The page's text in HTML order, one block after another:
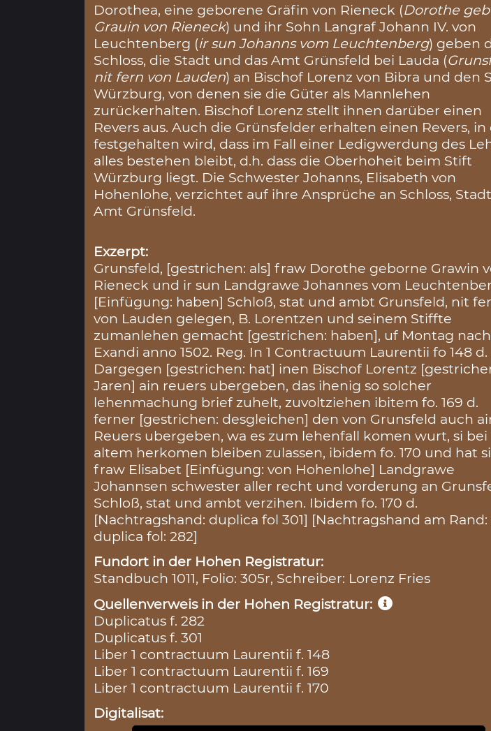
Dorothea, eine geborene Gräfin von Rieneck (Dorothe
Grauin von Rieneck) und ihr Sohn Langraf Johann IV. von
Leuchtenberg (ir sun Johanns vom Leuchtenberg) geben
Schloss, die Stadt und das Amt Grünsfeld bei Lauda (
nit fern von Lauden) an Bischof Lorenz von Bibra und den
Würzburg, von denen sie die Güter als Mannlehen
zurückerhalten. Bischof Lorenz stellt ihnen darüber einen
Revers aus. Auch die Grünsfelder erhalten einen Revers, in
festgehalten wird, dass im Fall einer Ledigwerdung des
alles bestehen bleibt, d.h. dass die Oberhoheit beim Stift
Würzburg liegt. Die Schwester Johanns, Elisabeth von
Hohenlohe, verzichtet auf ihre Ansprüche an Schloss,
Amt Grünsfeld.
Exzerpt:
Grunsfeld, [gestrichen: als] fraw Dorothe geborne Grawin
Rieneck und ir sun Landgrawe Johannes vom
[Einfügung: haben] Schloß, stat und ambt Grunsfeld, nit
von Lauden gelegen, B. Lorentzen und seinem Stiffte
zumanlehen gemacht [gestrichen: haben], uf Montag nach
Exandi anno 1502. Reg. In 1 Contractuum Laurentii fo 148 d.
Dargegen [gestrichen: hat] inen Bischof Lorentz
Jaren] ain reuers ubergeben, das ihenig so solcher
lehenmachung brief zuhelt, zuvoltziehen ibitem fo. 169 d.
ferner [gestrichen: desgleichen] den von Grunsfeld auch
Reuers ubergeben, wa es zum lehenfall komen wurt, si bei
altem herkomen bleiben zulassen, ibidem fo. 170 und hat
fraw Elisabet [Einfügung: von Hohenlohe] Landgrawe
Johannsen schwester aller recht und vorderung an
Schloß, stat und ambt verzihen. Ibidem fo. 170 d.
[Nachtragshand: duplica fol 301] [Nachtragshand am Rand:
duplica fol: 282]
Fundort in der Hohen Registratur:
Standbuch 1011, Folio: 305r, Schreiber: Lorenz Fries
Quellenverweis in der Hohen Registratur:
Duplicatus f. 282
Duplicatus f. 301
Liber 1 contractuum Laurentii f. 148
Liber 1 contractuum Laurentii f. 169
Liber 1 contractuum Laurentii f. 170
Digitalisat: